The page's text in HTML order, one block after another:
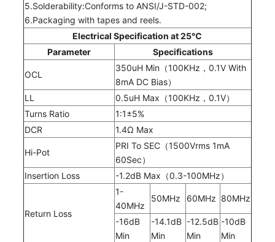
5.Solderability:Conforms to ANSI/J-STD-002;
6.Packaging with tapes and reels.
Electrical Specification at 25℃
Parameter
Specifications
OCL
350uH Min（100KHz，0.1V With
8mA DC Bias）
LL
0.5uH Max（100KHz，0.1V）
Turns Ratio
1:1±5%
DCR
1.4Ω Max
Hi-Pot
PRI To SEC（1500Vrms 1mA
60Sec）
Insertion Loss
-1.2dB Max（0.3-100MHz）
Return Loss
1-
40MHz
50MHz 60MHz 80MHz
-16dB
Min
-14.1dB
Min
-12.5dB
Min
-10dB
Min